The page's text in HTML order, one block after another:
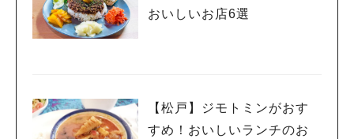
おいしいお店6選
【松戸】ジモトミンがおす
すめ！おいしいランチのお